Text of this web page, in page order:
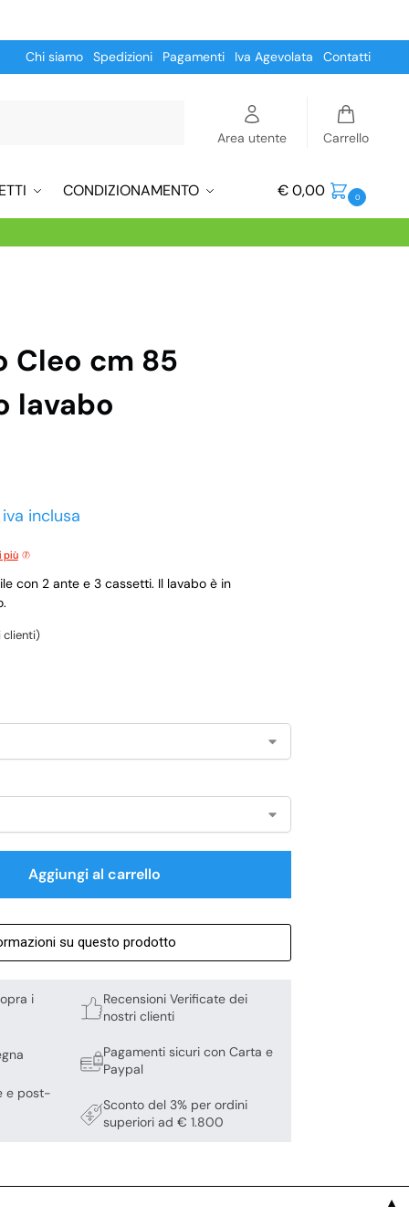
Chi siamo Spedizioni Pagamenti Iva Agevolata Contatti
Area utente Carrello
CONDIZIONAMENTO €0,00 0
Cleo cm 85
lavabo
iva inclusa
più
con 2 ante e 3 cassetti. Il lavabo è in
clienti)
Aggiungi al carrello
su questo prodotto
i
e post-
Recensioni Verificate dei
nostri clienti
Pagamenti sicuri con Carta e
Paypal
Sconto del 3% per ordini
superiori ad € 1.800
▼